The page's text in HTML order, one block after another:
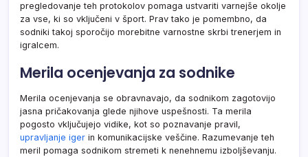
pregledovanje teh protokolov pomaga ustvariti varnejše okolje
za vse, ki so vključeni v šport. Prav tako je pomembno, da
sodniki takoj sporočijo morebitne varnostne skrbi trenerjem in
igralcem.
Merila ocenjevanja za sodnike
Merila ocenjevanja se obravnavajo, da sodnikom zagotovijo
jasna pričakovanja glede njihove uspešnosti. Ta merila
pogosto vključujejo vidike, kot so poznavanje pravil,
upravljanje iger in komunikacijske veščine. Razumevanje teh
meril pomaga sodnikom stremeti k nenehnemu izboljševanju.